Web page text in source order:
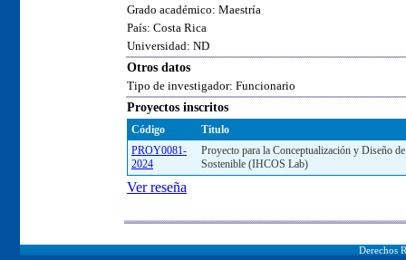
Grado académico: Maestría
País: Costa Rica
Universidad: ND
Otros datos
Tipo de investigador: Funcionario
Proyectos inscritos
Código
Título
PROY0081-
2024
Proyecto para la Conceptualización y Diseño
Sostenible (IHCOS Lab)
Ver reseña
Derechos